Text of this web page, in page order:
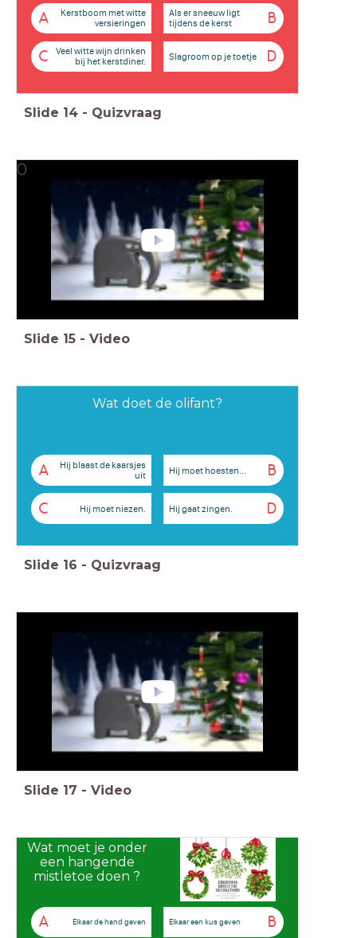
A
Kerstboom met witte
versieringen
B
Als er sneeuw ligt
tijdens de kerst
C
Veel witte wijn drinken
bij het kerstdiner.
D
Slagroom op je toetje
Slide 14 - Quizvraag
0
Slide 15 - Video
Wat doet de olifant?
A
Hij blaast de kaarsjes
uit
B
Hij moet hoesten...
C Hij moet niezen. D
Hij gaat zingen.
Slide 16 - Quizvraag
Slide 17 - Video
Wat moet je onder
een hangende
mistletoe doen ?
A Elkaar de hand geven B
Elkaar een kus geven